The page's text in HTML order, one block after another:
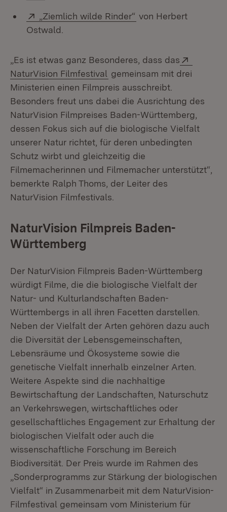
Extern:
„Ziemlich wilde Rinder“ (Öffnet in neuem
von Herbert
Ostwald.
„Es ist etwas ganz Besonderes, dass das
NaturVision Filmfestival (Öffnet in neuem Fenster)
gemeinsam mit drei
Ministerien einen Filmpreis ausschreibt.
Besonders freut uns dabei die Ausrichtung des
NaturVision Filmpreises Baden-Württemberg,
dessen Fokus sich auf die biologische Vielfalt
unserer Natur richtet, für deren unbedingten
Schutz wirbt und gleichzeitig die
Filmemacherinnen und Filmemacher unterstützt“,
bemerkte Ralph Thoms, der Leiter des
NaturVision Filmfestivals.
NaturVision Filmpreis Baden-
Württemberg
Der NaturVision Filmpreis Baden-Württemberg
würdigt Filme, die die biologische Vielfalt der
Natur- und Kulturlandschaften Baden-
Württembergs in all ihren Facetten darstellen.
Neben der Vielfalt der Arten gehören dazu auch
die Diversität der Lebensgemeinschaften,
Lebensräume und Ökosysteme sowie die
genetische Vielfalt innerhalb einzelner Arten.
Weitere Aspekte sind die nachhaltige
Bewirtschaftung der Landschaften, Naturschutz
an Verkehrswegen, wirtschaftliches oder
gesellschaftliches Engagement zur Erhaltung der
biologischen Vielfalt oder auch die
wissenschaftliche Forschung im Bereich
Biodiversität. Der Preis wurde im Rahmen des
„Sonderprogramms zur Stärkung der biologischen
Vielfalt“ in Zusammenarbeit mit dem NaturVision-
Filmfestival gemeinsam vom Ministerium für